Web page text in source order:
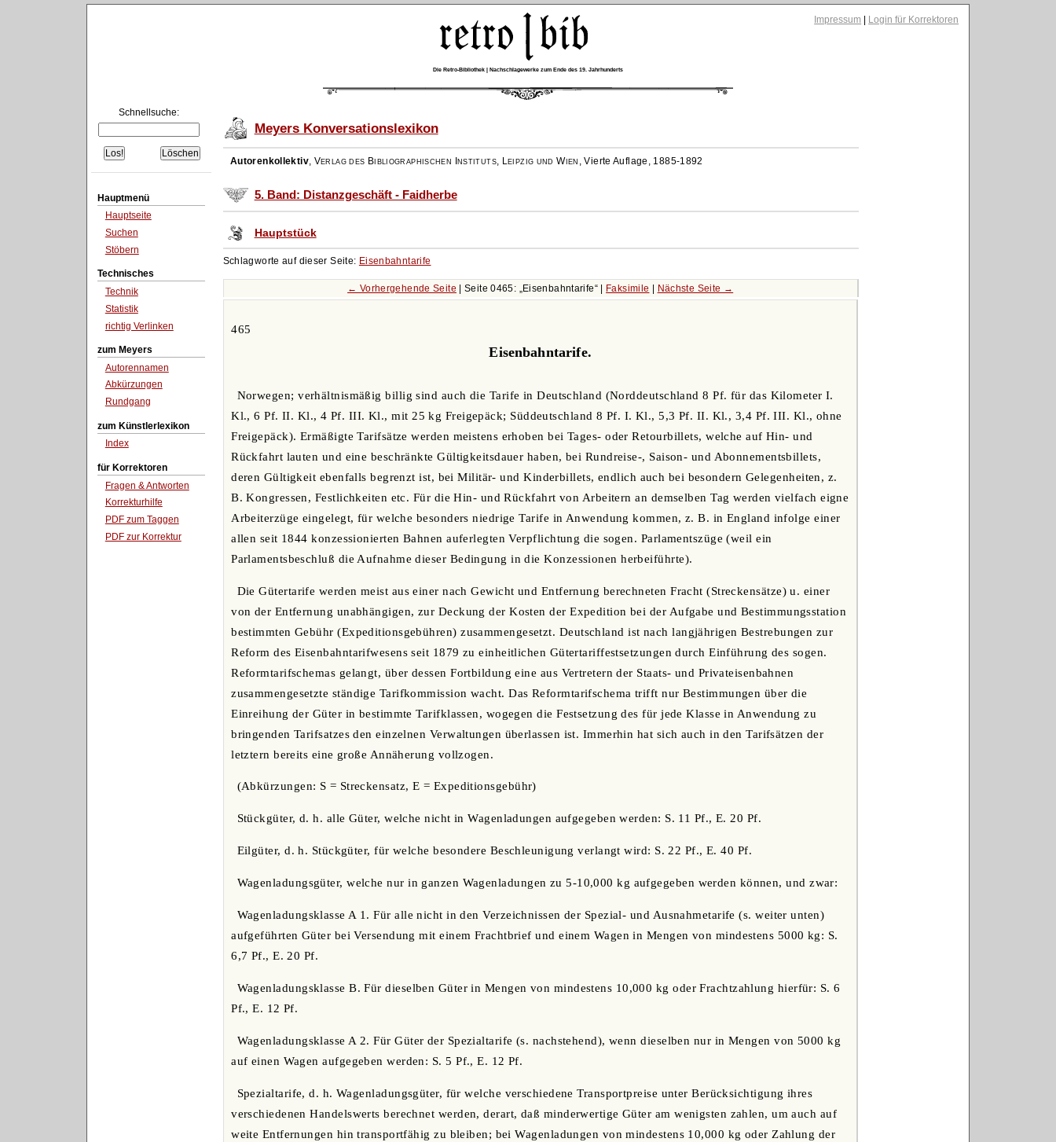
Impressum Login für Korrektoren
Die Retro-Bibliothek | Nachschlagewerke zum Ende des 19. Jahrhunderts
Schnellsuche:
Hauptmenü
Hauptseite
Suchen
Stöbern
Technisches
Technik
Statistik
richtig Verlinken
zum Meyers
Autorennamen
Abkürzungen
Rundgang
zum Künstlerlexikon
Index
für Korrektoren
Fragen & Antworten
Korrekturhilfe
PDF zum Taggen
PDF zur Korrektur
Meyers Konversationslexikon
Autorenkollektiv, Verlag des Bibliographischen Instituts, Leipzig und Wien ,Vierte Auflage, 1885-1892
5. Band: Distanzgeschäft - Faidherbe
Hauptstück
Schlagworte auf dieser Seite: Eisenbahntarife
← Vorhergehende Seite | Seite 0465: Eisenbahntarife | Faksimile Nächste Seite →
465
Eisenbahntarife.
Norwegen; verhältnismäßig billig sind auch die Tarife in Deutschland (Norddeutschland 8 Pf. für das Kilometer I.
Kl., 6 Pf. II. Kl., 4 Pf. III. Kl., mit 25 kg Freigepäck; Süddeutschland 8 Pf. I. Kl., 5,3 Pf. II. Kl., 3,4 Pf. III. Kl., ohne
Freigepäck). Ermäßigte Tarifsätze werden meistens erhoben bei Tages- oder Retourbillets, welche auf Hin- und
Rückfahrt lauten und eine beschränkte Gültigkeitsdauer haben, bei Rundreise-, Saison- und Abonnementsbillets,
deren Gültigkeit ebenfalls begrenzt ist, bei Militär- und Kinderbillets, endlich auch bei besondern Gelegenheiten, z.
B. Kongressen, Festlichkeiten etc. Für die Hin- und Rückfahrt von Arbeitern an demselben Tag werden vielfach eigne
Arbeiterzüge eingelegt, für welche besonders niedrige Tarife in Anwendung kommen, z. B. in England infolge einer
allen seit 1844 konzessionierten Bahnen auferlegten Verpflichtung die sogen. Parlamentszüge (weil ein
Parlamentsbeschluß die Aufnahme dieser Bedingung in die Konzessionen herbeiführte).
Die Gütertarife werden meist aus einer nach Gewicht und Entfernung berechneten Fracht (Streckensätze) u. einer
von der Entfernung unabhängigen, zur Deckung der Kosten der Expedition bei der Aufgabe und Bestimmungsstation
bestimmten Gebühr (Expeditionsgebühren) zusammengesetzt. Deutschland ist nach langjährigen Bestrebungen zur
Reform des Eisenbahntarifwesens seit 1879 zu einheitlichen Gütertariffestsetzungen durch Einführung des sogen.
Reformtarifschemas gelangt, über dessen Fortbildung eine aus Vertretern der Staats- und Privateisenbahnen
zusammengesetzte ständige Tarifkommission wacht. Das Reformtarifschema trifft nur Bestimmungen über die
Einreihung der Güter in bestimmte Tarifklassen, wogegen die Festsetzung des für jede Klasse in Anwendung zu
bringenden Tarifsatzes den einzelnen Verwaltungen überlassen ist. Immerhin hat sich auch in den Tarifsätzen der
letztern bereits eine große Annäherung vollzogen.
(Abkürzungen: S = Streckensatz, E = Expeditionsgebühr)
Stückgüter, d. h. alle Güter, welche nicht in Wagenladungen aufgegeben werden: S. 11 Pf., E. 20 Pf.
Eilgüter, d. h. Stückgüter, für welche besondere Beschleunigung verlangt wird: S. 22 Pf., E. 40 Pf.
Wagenladungsgüter, welche nur in ganzen Wagenladungen zu 5-10,000 kg aufgegeben werden können, und zwar:
Wagenladungsklasse A 1. Für alle nicht in den Verzeichnissen der Spezial- und Ausnahmetarife (s. weiter unten)
aufgeführten Güter bei Versendung mit einem Frachtbrief und einem Wagen in Mengen von mindestens 5000 kg: S.
6,7 Pf., E. 20 Pf.
Wagenladungsklasse B. Für dieselben Güter in Mengen von mindestens 10,000 kg oder Frachtzahlung hierfür: S. 6
Pf., E. 12 Pf.
Wagenladungsklasse A 2. Für Güter der Spezialtarife (s. nachstehend), wenn dieselben nur in Mengen von 5000 kg
auf einen Wagen aufgegeben werden: S. 5 Pf., E. 12 Pf.
Spezialtarife, d. h. Wagenladungsgüter, für welche verschiedene Transportpreise unter Berücksichtigung ihres
verschiedenen Handelswerts berechnet werden, derart, daß minderwertige Güter am wenigsten zahlen, um auch auf
weite Entfernungen hin transportfähig zu bleiben; bei Wagenladungen von mindestens 10,000 kg oder Zahlung der